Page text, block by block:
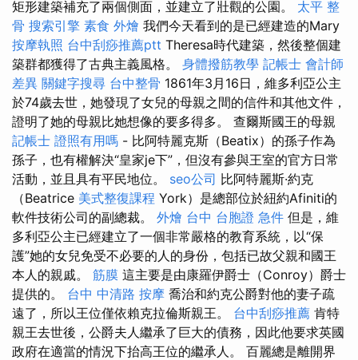
矩形建築補充了兩個側面，並建立了壯觀的公園。 太平 整
骨 搜索引擎 素食 外燴 我們今天看到的是已經建造的Mary
按摩執照 台中刮痧推薦ptt Theresa時代建築，然後整個建
築群都獲得了古典主義風格。 身體撥筋教學 記帳士 會計師
差異 關鍵字搜尋 台中整骨 1861年3月16日，維多利亞公主
於74歲去世，她發現了女兒的母親之間的信件和其他文件，
證明了她的母親比她想像的要多得多。 查爾斯國王的母親
記帳士 證照有用嗎 - 比阿特麗克斯（Beatix）的孫子作為
孫子，也有權解決“皇家je下”，但沒有參與王室的官方日常
活動，並且具有平民地位。 seo公司 比阿特麗斯·約克
（Beatrice 美式整復課程 York）是總部位於紐約Afiniti的
軟件技術公司的副總裁。 外燴 台中 台胞證 急件 但是，維
多利亞公主已經建立了一個非常嚴格的教育系統，以“保
護”她的女兒免受不必要的人的身份，包括已故父親和國王
本人的親戚。 筋膜 這主要是由康羅伊爵士（Conroy）爵士
提供的。 台中 中清路 按摩 喬治和約克公爵對他的妻子疏
遠了，所以王位僅依賴克拉倫斯親王。 台中刮痧推薦 肯特
親王去世後，公爵夫人繼承了巨大的債務，因此他要求英國
政府在適當的情況下抬高王位的繼承人。 百麗總是離開界